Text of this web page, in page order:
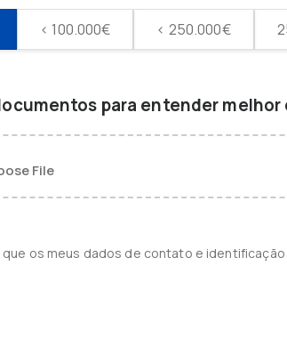
< 100.000€ < 250.000€
para entender
os meus dados de contato e